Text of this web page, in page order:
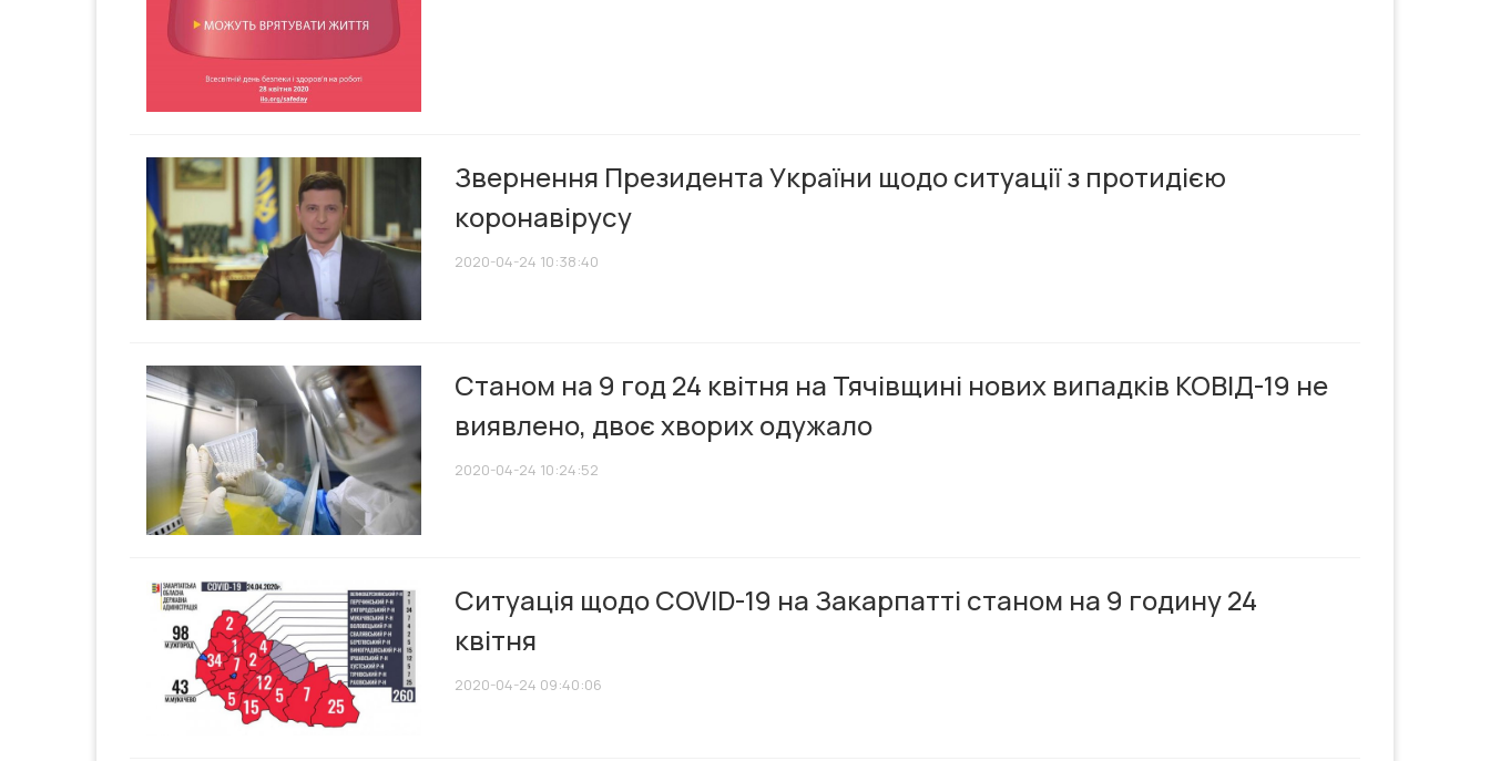
Звернення Президента України щодо ситуації з протидією
коронавірусу
2020-04-24 10:38:40
Станом на 9 год 24 квітня на Тячівщині нових випадків КОВІД-19 не
виявлено, двоє хворих одужало
2020-04-24 10:24:52
Ситуація щодо COVID-19 на Закарпатті станом на 9 годину 24
квітня
2020-04-24 09:40:06